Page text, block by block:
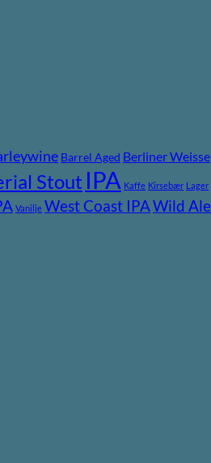
Barrel Aged Berliner Weisse
Stout IPA Kaffe Kirsebær Lager
Vanilje West Coast IPAWild Ale